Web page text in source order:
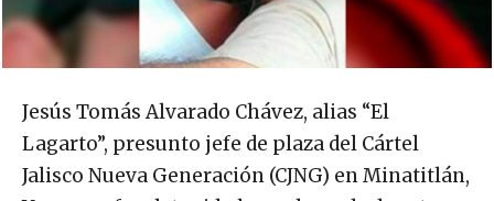
Jesús Tomás Alvarado Chávez, alias “El
Lagarto”, presunto jefe de plaza del Cártel
Jalisco Nueva Generación (CJNG) en Minatitlán,